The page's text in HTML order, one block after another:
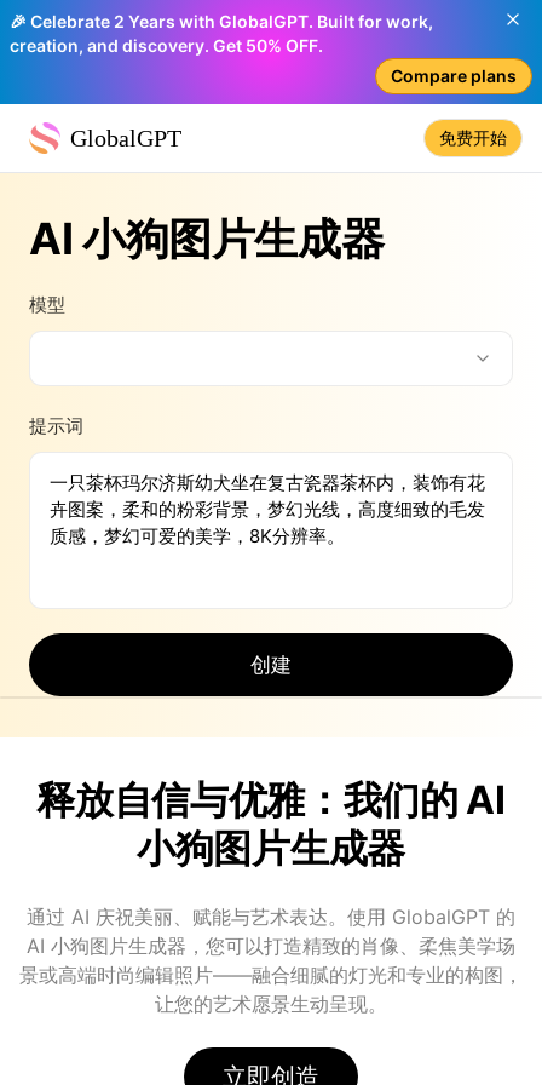
🎉 Celebrate 2 Years with GlobalGPT. Built for work,
creation, and discovery. Get 50% OFF.
Compare plans
GlobalGPT 免费开始
AI 小狗图片生成器
模型
提示词
创建
释放自信与优雅：我们的 AI
小狗图片生成器
通过 AI 庆祝美丽、赋能与艺术表达。使用 GlobalGPT 的
AI 小狗图片生成器，您可以打造精致的肖像、柔焦美学场
景或高端时尚编辑照片——融合细腻的灯光和专业的构图，
让您的艺术愿景生动呈现。
立即创造